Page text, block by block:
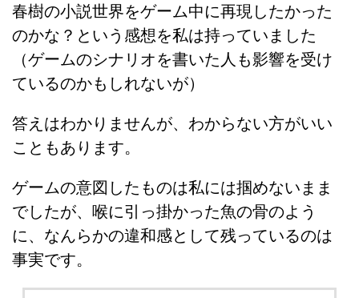
春樹の小説世界をゲーム中に再現したかった
のかな？という感想を私は持っていました
（ゲームのシナリオを書いた人も影響を受け
ているのかもしれないが）
答えはわかりませんが、わからない方がいい
こともあります。
ゲームの意図したものは私には掴めないまま
でしたが、喉に引っ掛かった魚の骨のよう
に、なんらかの違和感として残っているのは
事実です。